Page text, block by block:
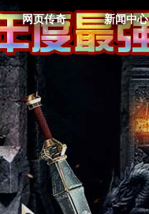
网页传奇 新闻中心